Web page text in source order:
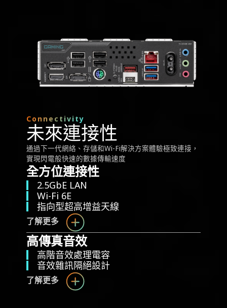
Connectivity
未來連接性
通過下一代網絡、存儲和Wi-Fi解決方案體驗極致連接，
實現閃電般快速的數據傳輸速度
全方位連接性
2.5GbE LAN
Wi-Fi 6E
指向型超高增益天線
了解更多
高傳真音效
高階音效處理電容
音效雜訊隔絕設計
了解更多